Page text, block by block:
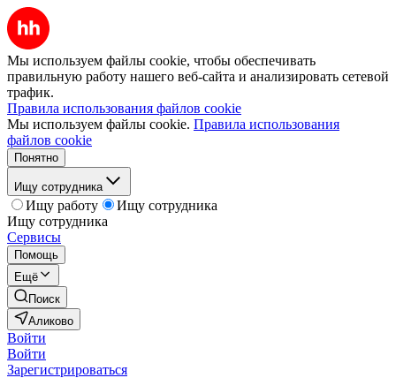
Мы используем файлы cookie, чтобы обеспечивать
правильную работу нашего веб-сайта и анализировать сетевой
трафик.
Правила использования файлов cookie
Мы используем файлы cookie. Правила использования
файлов cookie
Понятно
Ищу сотрудника
Ищу работу
Ищу сотрудника
Ищу сотрудника
Сервисы
Помощь
Ещё
Поиск
Аликово
Войти
Войти
Зарегистрироваться